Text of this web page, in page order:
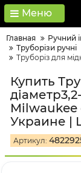
Меню
Главная Ручний
Труборізи ручні
Труборіз для
Купить
Milwaukee
Украине |
Артикул: